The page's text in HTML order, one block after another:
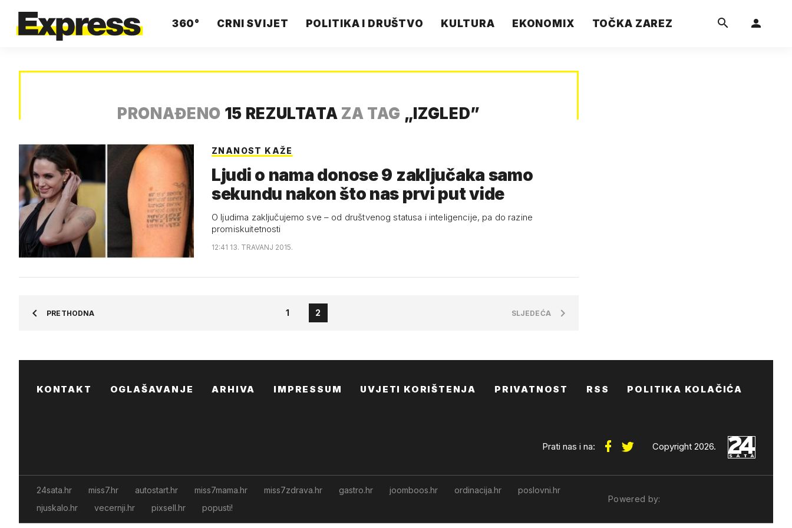
360° CRNI SVIJET POLITIKA I DRUŠTVO KULTURA EKONOMIX TOČKA ZAREZ
PRONAĐENO 15 REZULTATA ZA TAG „IZGLED”
ZNANOST KAŽE
Ljudi o nama donose 9 zaključaka samo
sekundu nakon što nas prvi put vide
O ljudima zaključujemo sve – od društvenog statusa i inteligencije, pa do razine
promiskuitetnosti
12:41 13. TRAVANJ 2015.
PRETHODNA 1 2 SLJEDEĆA
KONTAKT OGLAŠAVANJE ARHIVA IMPRESSUM UVJETI KORIŠTENJA PRIVATNOST RSS POLITIKA KOLAČIĆA
Prati nas i na: Copyright 2026.
24sata.hr miss7.hr autostart.hr miss7mama.hr miss7zdrava.hr gastro.hr joomboos.hr ordinacija.hr
poslovni.hr
njuskalo.hr
vecernji.hr pixsell.hr popusti!
Powered by: